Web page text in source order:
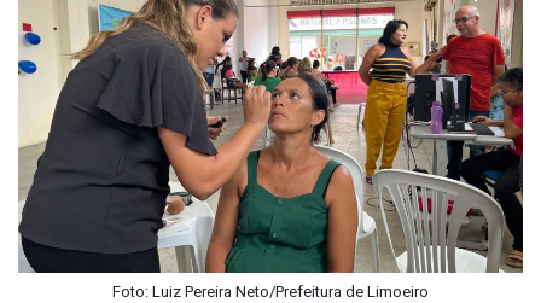
Foto: Luiz Pereira Neto/Prefeitura de Limoeiro